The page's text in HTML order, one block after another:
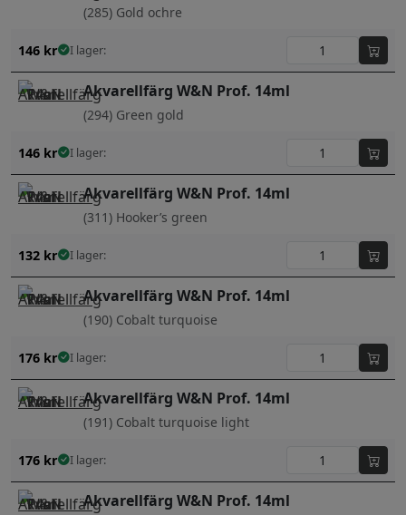
(285) Gold ochre
146 kr I lager:
Akvarellfärg W&N Prof. 14ml
(294) Green gold
146 kr I lager:
Akvarellfärg W&N Prof. 14ml
(311) Hooker’s green
132 kr I lager:
Akvarellfärg W&N Prof. 14ml
(190) Cobalt turquoise
176 kr I lager:
Akvarellfärg W&N Prof. 14ml
(191) Cobalt turquoise light
176 kr I lager:
Akvarellfärg W&N Prof. 14ml